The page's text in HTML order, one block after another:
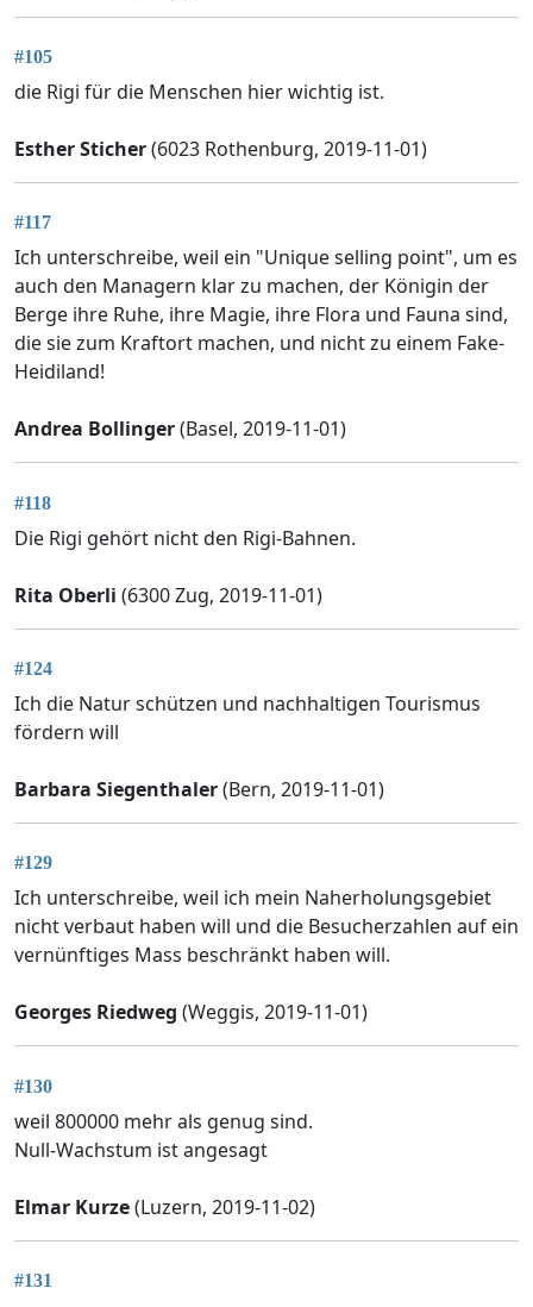
#105
die Rigi für die Menschen hier wichtig ist.
Esther Sticher(6023 Rothenburg, 2019-11-01)
#117
Ich unterschreibe, weil ein "Unique selling point", um es
auch den Managern klar zu machen, der Königin der
Berge ihre Ruhe, ihre Magie, ihre Flora und Fauna sind,
die sie zum Kraftort machen, und nicht zu einem Fake-
Heidiland!
Andrea Bollinger(Basel, 2019-11-01)
#118
Die Rigi gehört nicht den Rigi-Bahnen.
Rita Oberli (6300 Zug, 2019-11-01)
#124
Ich die Natur schützen und nachhaltigen Tourismus
fördern will
Barbara Siegenthaler(Bern, 2019-11-01)
#129
Ich unterschreibe, weil ich mein Naherholungsgebiet
nicht verbaut haben will und die Besucherzahlen auf ein
vernünftiges Mass beschränkt haben will.
Georges Riedweg (Weggis, 2019-11-01)
#130
weil 800000 mehr als genug sind.
Null-Wachstum ist angesagt
Elmar Kurze(Luzern, 2019-11-02)
#131